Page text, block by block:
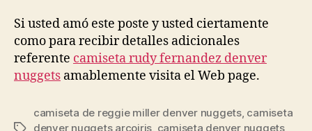
Si usted amó este poste y usted ciertamente
como para recibir detalles adicionales
referente camiseta rudy fernandez denver
nuggets amablemente visita el Web page.
camiseta de reggie miller denver nuggets, camiseta
denver nuggets arcoiris, camiseta denver nuggets